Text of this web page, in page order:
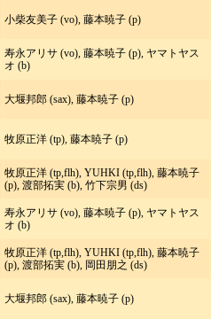
小柴友美子 (vo), 藤本暁子 (p)
寿永アリサ (vo), 藤本暁子 (p), ヤマトヤス
オ (b)
大堰邦郎 (sax), 藤本暁子 (p)
牧原正洋 (tp), 藤本暁子 (p)
牧原正洋 (tp,flh), YUHKI (tp,flh), 藤本暁子
(p), 渡部拓実 (b), 竹下宗男 (ds)
寿永アリサ (vo), 藤本暁子 (p), ヤマトヤス
オ (b)
牧原正洋 (tp,flh), YUHKI (tp,flh), 藤本暁子
(p), 渡部拓実 (b), 岡田朋之 (ds)
大堰邦郎 (sax), 藤本暁子 (p)